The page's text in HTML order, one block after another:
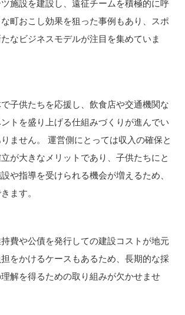
施設を建設し、遠征チームを積極的に呼
町おこし効果を狙った事例もあり、スポ
なビジネスモデルが注目を集めていま
子供たちを応援し、飲食店や交通機関な
トを盛り上げる仕組みづくりが進んでい
ません。 運営側にとっては収入の確保と
が大きなメリットであり、子供たちにと
や指導を受けられる機会が増えるため、
ます。
費や公債を発行しての建設コストが地元
をかけるケースもあるため、長期的な採
解を得るための取り組みが欠かせませ